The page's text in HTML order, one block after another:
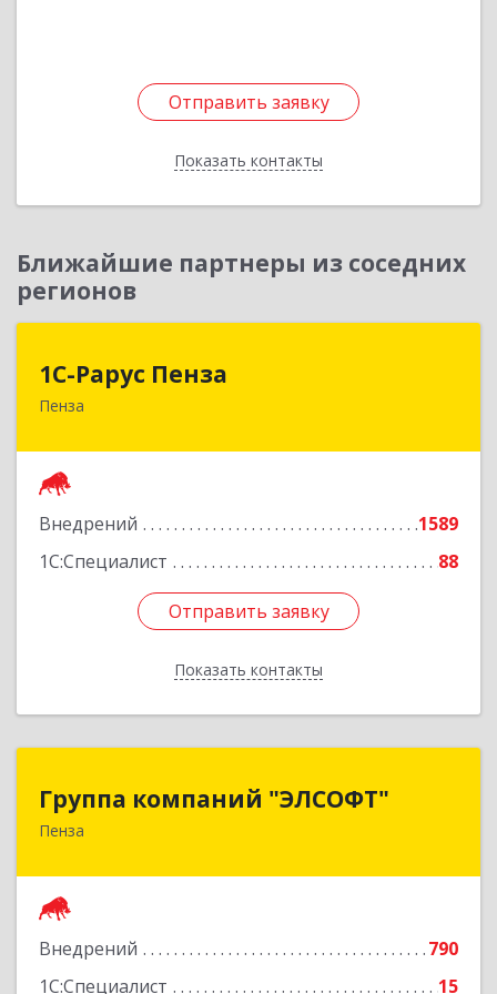
Отправить заявку
Показать контакты
Отправить заявку
Назад
Ближайшие партнеры из соседних
регионов
1С-Рарус Пенза
Пенза
Внедрений
1589
1С:Специалист
88
Отправить заявку
Показать контакты
440028, Пензенская обл, г.о. г.Пенза, Пенза г,
Отправить заявку
Назад
Группа компаний "ЭЛСОФТ"
Пенза
Внедрений
790
1С:Специалист
15
Группа компаний "ЭЛСОФТ"
440020, Пензенская обл, Пенза г, Суворова ул,